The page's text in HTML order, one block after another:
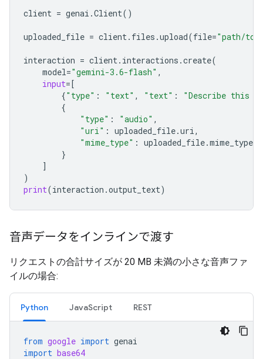
client = genai .Client()
uploaded_file = client . files .upload(file="path/to/
interaction = client . interactions .create(
model="gemini-3.6-flash" ,
input=[
{"type" : "text" , "text" :
"Describe this
{
"type" : "audio" ,
"uri" : uploaded_file.uri ,
"mime_type" : uploaded_file.mime_type
}
]
)
print(interaction .output_text)
音声データをインラインで渡す
リクエストの合計サイズが 20 MB 未満の小さな音声ファ
イルの場合:
Python JavaScript REST
from google import genai
import base64